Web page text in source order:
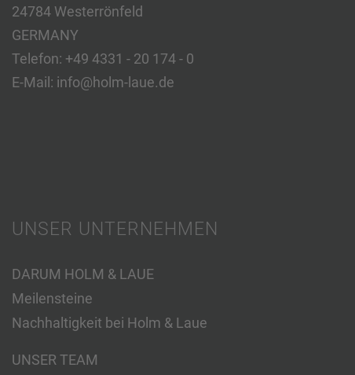
24784 Westerrönfeld
GERMANY
Telefon: +49 4331 - 20 174 - 0
E-Mail: info@holm-laue.de
UNSER UNTERNEHMEN
DARUM HOLM & LAUE
Meilensteine
Nachhaltigkeit bei Holm & Laue
UNSER TEAM